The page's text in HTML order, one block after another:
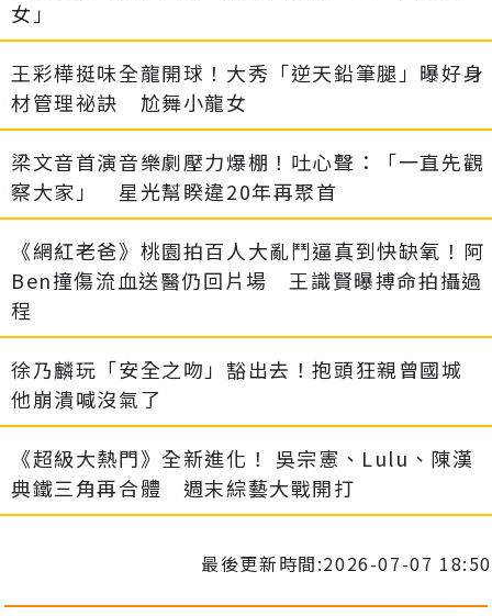
女」
王彩樺挺味全龍開球！大秀「逆天鉛筆腿」曝好身
材管理祕訣 尬舞小龍女
梁文音首演音樂劇壓力爆棚！吐心聲：「一直先觀
察大家」 星光幫睽違20年再聚首
《網紅老爸》桃園拍百人大亂鬥逼真到快缺氧！阿
Ben撞傷流血送醫仍回片場 王識賢曝搏命拍攝過
程
徐乃麟玩「安全之吻」豁出去！抱頭狂親曾國城
他崩潰喊沒氣了
《超級大熱門》全新進化！ 吳宗憲、Lulu、陳漢
典鐵三角再合體 週末綜藝大戰開打
最後更新時間:2026-07-07 18:50